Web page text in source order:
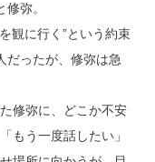
弥。
観に行く”という約束
だったが、修弥は急
修弥に、どこか不安
もう一度話したい」